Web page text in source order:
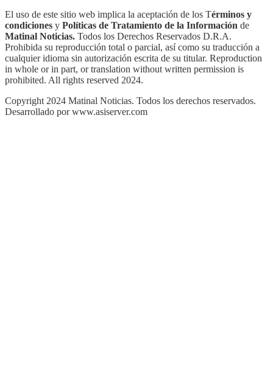
El uso de este sitio web implica la aceptación de los Términos y
condiciones y Políticas de Tratamiento de la Información de
Matinal Noticias. Todos los Derechos Reservados D.R.A.
Prohibida su reproducción total o parcial, así como su traducción a
cualquier idioma sin autorización escrita de su titular. Reproduction
in whole or in part, or translation without written permission is
prohibited. All rights reserved 2024.
Copyright 2024 Matinal Noticias. Todos los derechos reservados.
Desarrollado por www.asiserver.com